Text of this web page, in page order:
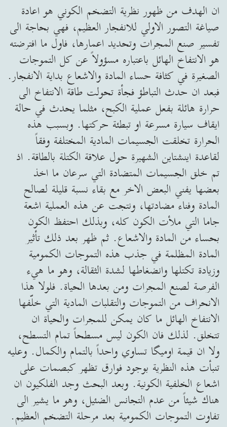
ان الهدف من ظهور نظرية التضخم الكوني هو اعادة
صياغة التصور الاولي للانفجار العظيم، فهي بحاجة الى
تفسير صنع المجرات وتحديد اعمارها، فاول ما افترضته
هو الانتفاخ الهائل باعتباره مسؤولاً عن كل التموجات
الصغيرة في كثافة حساء المادة والاشعاع بداية الانفجار.
فبعد ان حدث التباطؤ فجأة تحولت طاقة الانتفاخ الى
حرارة هائلة بفعل عملية الكبح، مثلما يحدث في حالة
ايقاف سيارة مسرعة او تبطئة حركتها. وبسبب هذه
الحرارة تخلقت الجسيمات المادية المختلفة وفقاً
لقاعدة اينشتاين الشهيرة حول علاقة الكتلة بالطاقة. اذ
تم خلق الجسيمات المتضادة التي سرعان ما اخذ
بعضها يفني البعض الاخر مع بقاء نسبة قليلة لصالح
المادة وفناء مضادتها، ونتجت عن هذه العملية اشعة
جاما التي ملأت الكون كله، وبذلك احتفظ الكون
بحساء من المادة والاشعاع. ثم ظهر بعد ذلك تأثير
المادة المظلمة في جذب هذه التموجات الكمومية
وزيادة تكتلها وانضغاطها لشدة الثقالة، وهو ما هيء
الفرصة لصنع المجرات ومن بعدها الحياة. فلولا هذا
الانحراف من التموجات والتقلبات المادية التي خلّفها
الانتفاخ الهائل ما كان يمكن للمجرات والحياة ان
تتخلق. لذلك فان الكون ليس مسطحاً تمام التسطح،
ولا ان قيمة اوميگا تساوي واحداً بالتمام والكمال. وعليه
تنبأت هذه النظرية بوجود فوارق تظهر كبصمات على
اشعاع الخلفية الكونية. وبعد البحث وجد الفلكيون ان
هناك شيئاً من عدم التجانس الضئيل، وهو ما يشير الى
تفاوت التموجات الكمومية بعد مرحلة التضخم العظيم.